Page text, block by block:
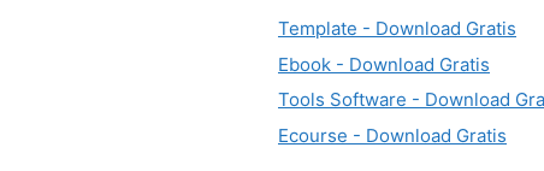
Template - Download Gratis
Ebook - Download Gratis
Tools Software - Download
Ecourse - Download Gratis